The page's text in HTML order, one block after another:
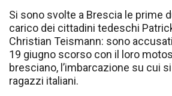
Si sono svolte a Brescia le prime
carico dei cittadini tedeschi
Christian Teismann: sono
19 giugno scorso con il loro
bresciano, l’imbarcazione su cui
ragazzi italiani.